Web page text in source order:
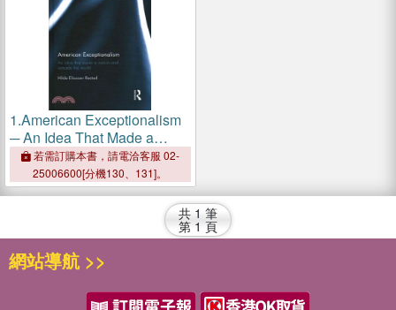
1.American Exceptionalism
─ An Idea That Made a
Nation and Remade the
World
若需訂購本書，請電洽客服 02-
25006600[分機130、131]。
共 1 筆
第 1 頁
網站導航 >>